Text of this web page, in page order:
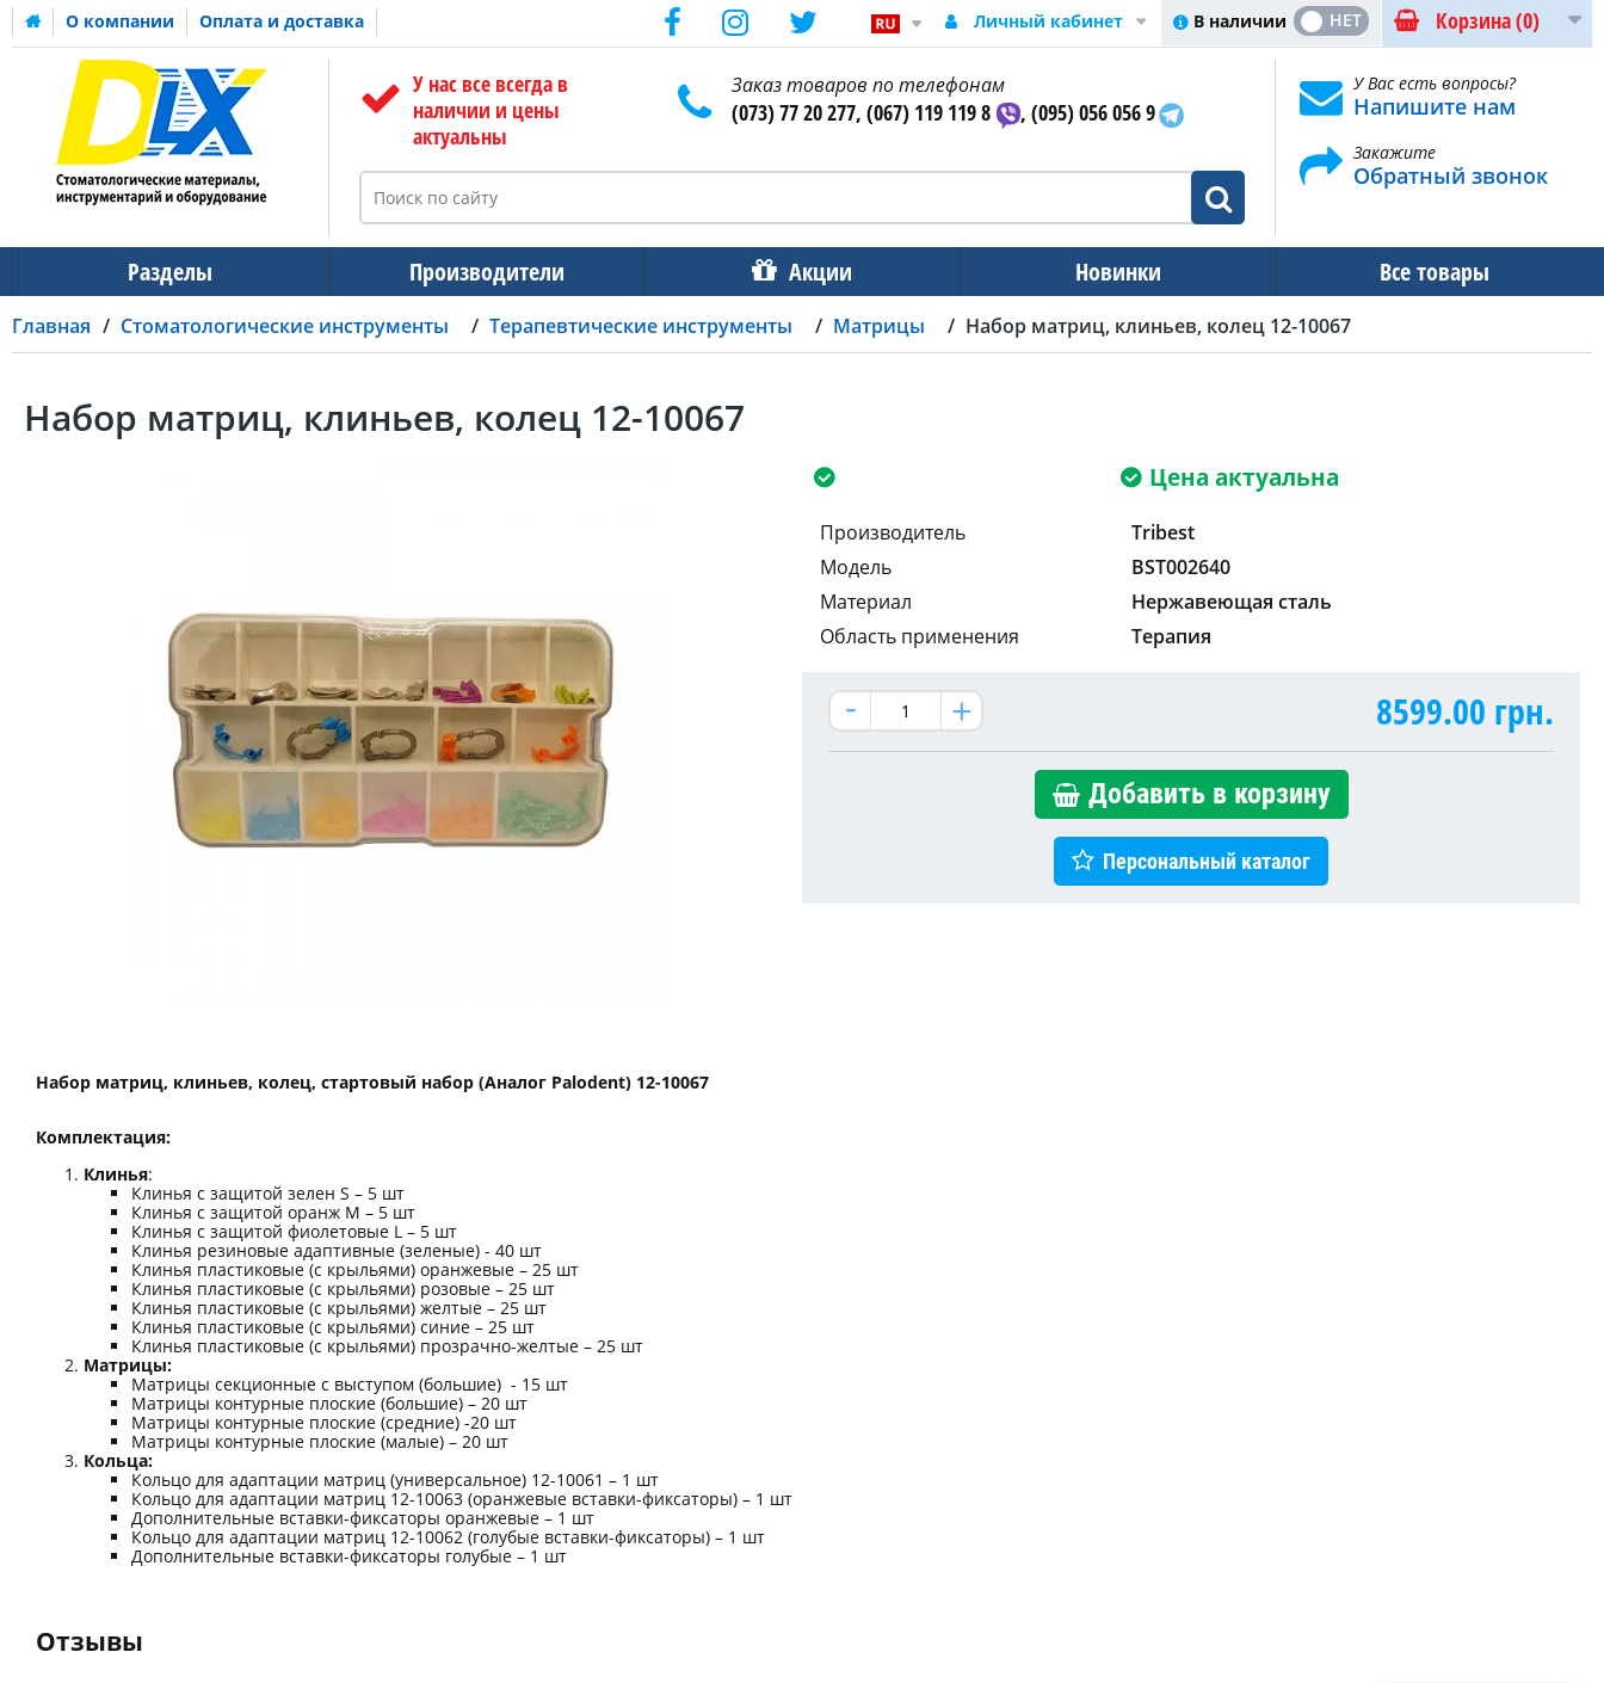
О компании Оплата и доставка Корзина(0)
В наличии
ДА НЕТ
Личный кабинет
У нас все всегда в
наличии и цены
актуальны
Заказ товаров по телефонам
(073) 77 20 277, (067) 119 119 8 , (095) 056 056 9
У Вас есть вопросы?
Напишите нам
Закажите
Обратный звонок
Разделы Производители Акции Новинки Все товары
Главная Стоматологические инструменты Терапевтические инструменты Матрицы Набор матриц, клиньев, колец 12-10067
Набор матриц, клиньев, колец 12-10067
Цена актуальна
Производитель
Tribest
Модель
BST002640
Материал
Нержавеющая сталь
Область применения
Терапия
8599.00 грн.
Добавить в корзину
Персональный каталог
Набор матриц, клиньев, колец, стартовый набор (Аналог Palodent) 12-10067
Комплектация:
Клинья:
Клинья с защитой зелен S – 5 шт
Клинья с защитой оранж М – 5 шт
Клинья с защитой фиолетовые L – 5 шт
Клинья резиновые адаптивные (зеленые) - 40 шт
Клинья пластиковые (с крыльями) оранжевые – 25 шт
Клинья пластиковые (с крыльями) розовые – 25 шт
Клинья пластиковые (с крыльями) желтые – 25 шт
Клинья пластиковые (с крыльями) синие – 25 шт
Клинья пластиковые (с крыльями) прозрачно-желтые – 25 шт
Матрицы:
Матрицы секционные с выступом (большие) - 15 шт
Матрицы контурные плоские (большие) – 20 шт
Матрицы контурные плоские (средние) -20 шт
Матрицы контурные плоские (малые) – 20 шт
Кольца:
Кольцо для адаптации матриц (универсальное) 12-10061 – 1 шт
Кольцо для адаптации матриц 12-10063 (оранжевые вставки-фиксаторы) – 1 шт
Дополнительные вставки-фиксаторы оранжевые – 1 шт
Кольцо для адаптации матриц 12-10062 (голубые вставки-фиксаторы) – 1 шт
Дополнительные вставки-фиксаторы голубые – 1 шт
Отзывы